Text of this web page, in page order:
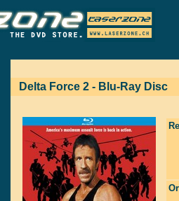
Delta Force 2 - Blu-Ray Disc